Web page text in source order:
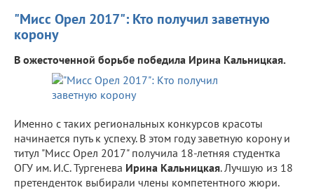
"Мисс Орел 2017": Кто получил заветную
корону
В ожесточенной борьбе победила Ирина Кальницкая.
Именно с таких региональных конкурсов красоты
начинается путь к успеху. В этом году заветную корону и
титул "Мисс Орел 2017" получила 18-летняя студентка
ОГУ им. И.С. Тургенева Ирина Кальницкая. Лучшую из 18
претенденток выбирали члены компетентного жюри.